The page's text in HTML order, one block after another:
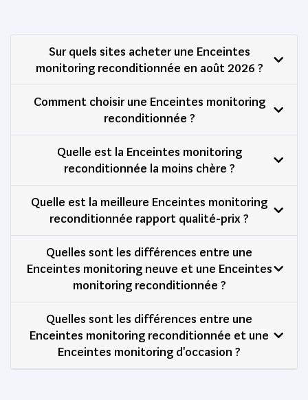
Sur quels sites acheter une Enceintes
monitoring reconditionnée en août 2026 ?
Comment choisir une Enceintes monitoring
reconditionnée ?
Quelle est la Enceintes monitoring
reconditionnée la moins chère ?
Quelle est la meilleure Enceintes monitoring
reconditionnée rapport qualité-prix ?
Quelles sont les différences entre une
Enceintes monitoring neuve et une Enceintes
monitoring reconditionnée ?
Quelles sont les différences entre une
Enceintes monitoring reconditionnée et une
Enceintes monitoring d'occasion ?